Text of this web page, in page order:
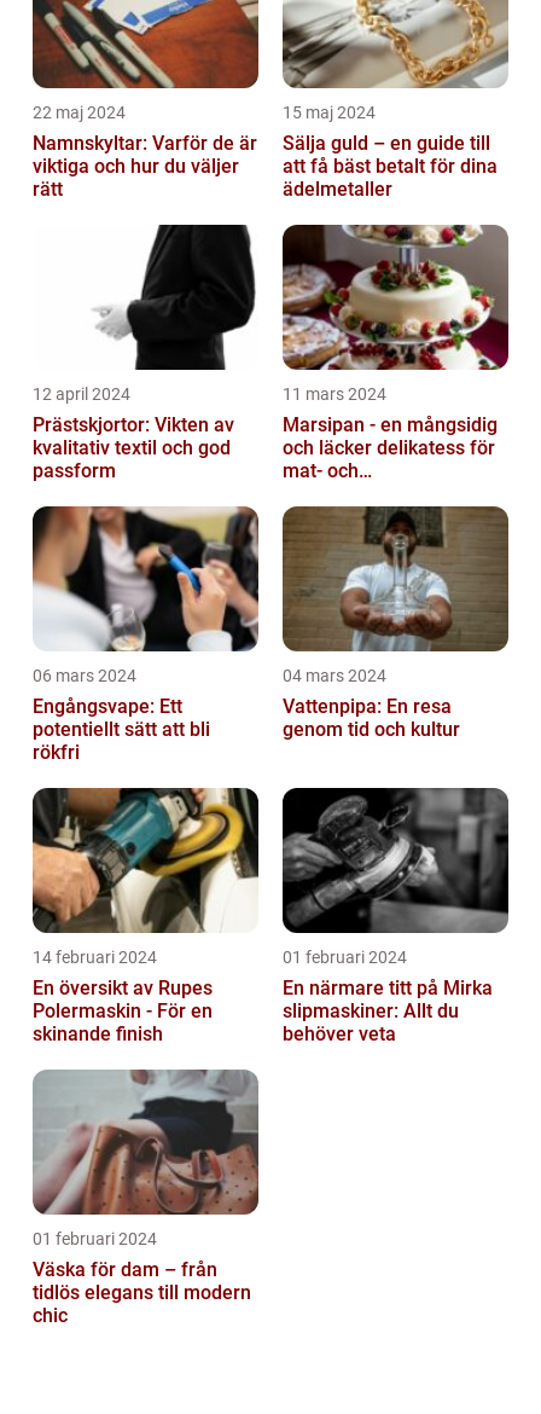
22 maj 2024
Namnskyltar: Varför de är
viktiga och hur du väljer
rätt
15 maj 2024
Sälja guld – en guide till
att få bäst betalt för dina
ädelmetaller
12 april 2024
Prästskjortor: Vikten av
kvalitativ textil och god
passform
11 mars 2024
Marsipan - en mångsidig
och läcker delikatess för
mat- och
06 mars 2024
Engångsvape: Ett
potentiellt sätt att bli
rökfri
04 mars 2024
Vattenpipa: En resa
genom tid och kultur
14 februari 2024
En översikt av Rupes
Polermaskin - För en
skinande finish
01 februari 2024
En närmare titt på Mirka
slipmaskiner: Allt du
behöver veta
01 februari 2024
Väska för dam – från
tidlös elegans till modern
chic